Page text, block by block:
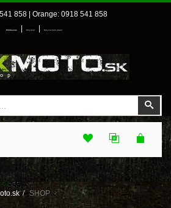
858 | Orange: 0918 541 858
Prihlásenie Môj účet Môj zoznam prianí
SHOP